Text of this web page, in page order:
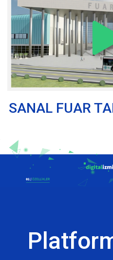
SANAL FUAR